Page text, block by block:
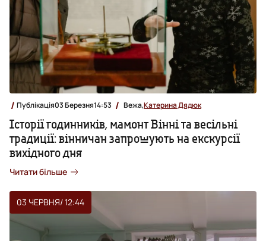
Публікація03 Березня14:53 Вежа,Катерина Дядюк
Історії годинників, мамонт Вінні та весільні
традиції: вінничан запрошують на екскурсії
вихідного дня
Читати більше
03 ЧЕРВНЯ/ 12:44